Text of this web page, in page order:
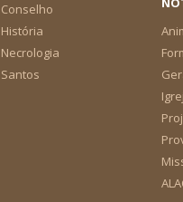
Conselho
História
Necrologia
Santos